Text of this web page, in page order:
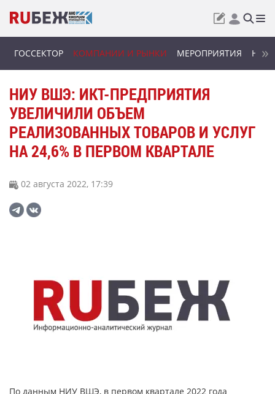
ГОССЕКТОР КОМПАНИИ И РЫНКИ МЕРОПРИЯТИЯ
НИУ ВШЭ: ИКТ-ПРЕДПРИЯТИЯ
УВЕЛИЧИЛИ ОБЪЕМ
РЕАЛИЗОВАННЫХ ТОВАРОВ И УСЛУГ
НА 24,6% В ПЕРВОМ КВАРТАЛЕ
02 августа 2022, 17:39
По данным НИУ ВШЭ, в первом квартале 2022 года